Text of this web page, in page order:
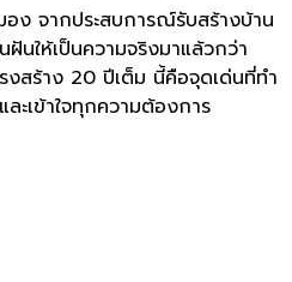
ง จากประสบการณ์รับสร้างบ้าน
นให้เป็นความจริงมาแล้วกว่า
สร้าง 20 ปีเต็ม นี้คือจุดเด่นที่ทำ
ะเข้าใจทุกความต้องการ